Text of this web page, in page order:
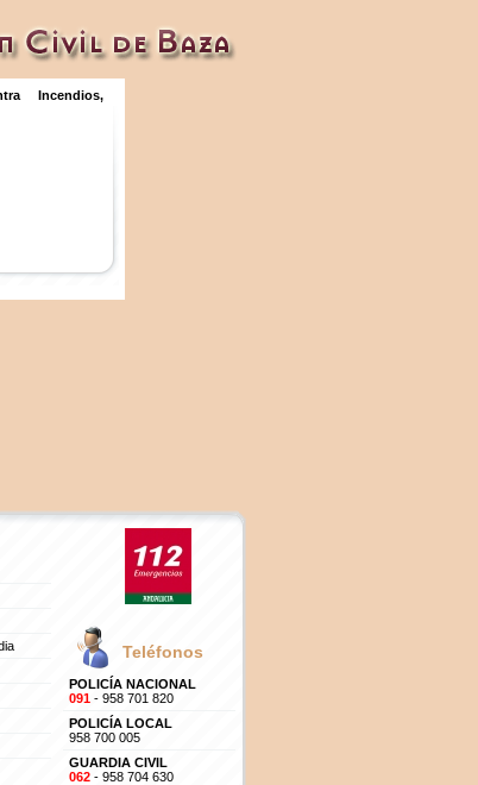
Incendios,
Teléfonos
POLICÍA NACIONAL
091- 958 701 820
POLICÍA LOCAL
958 700 005
GUARDIA CIVIL
062- 958 704 630